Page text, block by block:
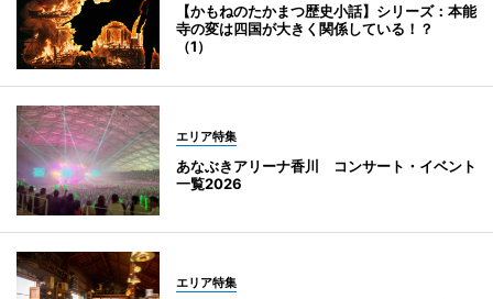
【かもねのたかまつ歴史小話】シリーズ：本能
寺の変は四国が大きく関係している！？
（1）
エリア特集
あなぶきアリーナ香川 コンサート・イベント
一覧2026
エリア特集